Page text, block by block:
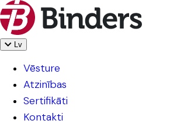
Lv
Vēsture
Atzinības
Sertifikāti
Kontakti